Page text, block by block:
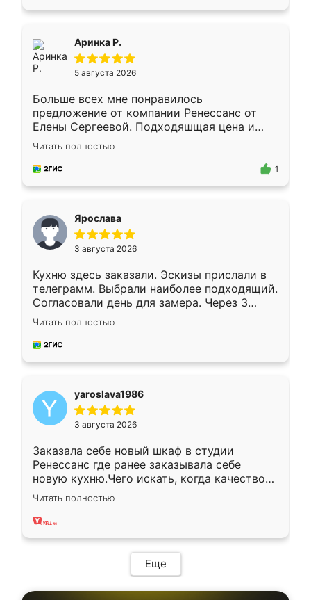
Аринка Р.
5 августа 2026
Больше всех мне понравилось
предложение от компании Ренессанс от
Елены Сергеевой. Подходяшщая цена и
короткие сроки изготовления. Приехавший
для замера сотрудник Владислав
предложил по моему эскизу самый
Читать полностью
1
Ярослава
3 августа 2026
Кухню здесь заказали. Эскизы прислали в
телеграмм. Выбрали наиболее подходящий.
Согласовали день для замера. Через 3
недели кухня была уже готова. Остались
довольны работой. Спасибо Ренессанс
мебель за качественную работу!
Читать полностью
yaroslava1986
3 августа 2026
Заказала себе новый шкаф в студии
Ренессанс где ранее заказывала себе
новую кухню.Чего искать, когда качеством
вполне довольна. Служит кухня уже почти
два года, нареканий нет.
Читать полностью
Еще